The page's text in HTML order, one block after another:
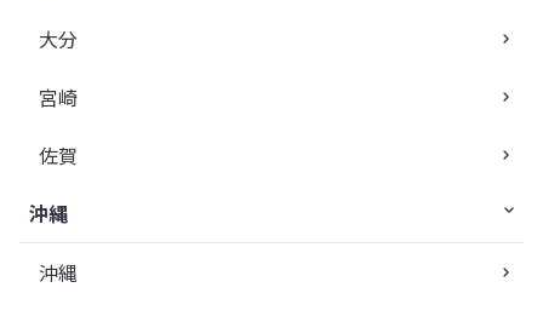
大分
宮崎
佐賀
沖縄
沖縄